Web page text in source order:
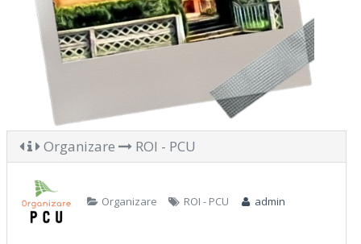
Organizare ROI - PCU
Organizare ROI - PCU admin